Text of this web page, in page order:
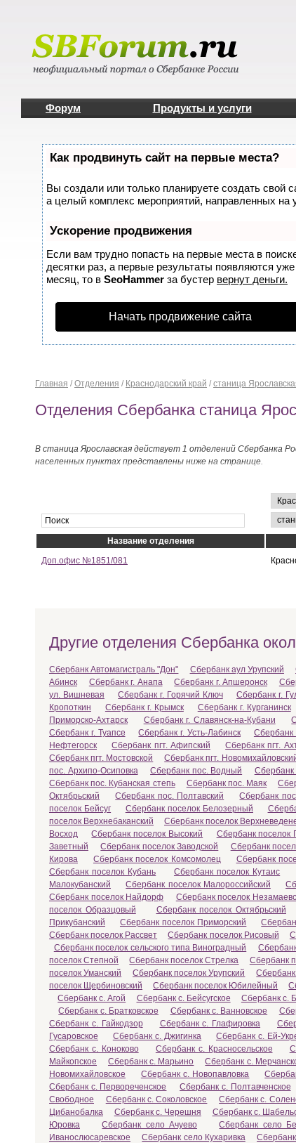
Форум Продукты и услуги
Как продвинуть сайт на первые места?
Вы создали или только планируете создать свой
а целый комплекс мероприятий, направленных на
Ускорение продвижения
Если вам трудно попасть на первые места в
десятки раз, а первые результаты появляются
месяц, то в SeoHammer за бустер вернут деньги.
Начать продвижение сайта
Главная / Отделения / Краснодарский край / станица
Отделения Сбербанка станица
В станица Ярославская действует 1 отделений Сбербанка
населенных пунктах представлены ниже на странице.
Название отделения
Доп.офис №1851/081
Другие отделения Сбербанка
Сбербанк Автомагистраль "Дон" Сбербанк аул Урупский
Абинск
Сбербанк г. Анапа Сбербанк г. Апшеронск
ул. Вишневая
Сбербанк г. Горячий Ключ Сбербанк г.
Кропоткин
Сбербанк г. Крымск Сбербанк г. Курганинск
Приморско-Ахтарск
Сбербанк г. Славянск-на-Кубани
Сбербанк г. Туапсе
Сбербанк г. Усть-Лабинск Сбербанк
Нефтегорск
Сбербанк пгт. Афипский Сбербанк пгт.
Сбербанк пгт. Мостовской
Сбербанк пгт.
пос. Архипо-Осиповка
Сбербанк пос. Водный Сбербанк
Сбербанк пос. Кубанская степь
Сбербанк пос. Маяк
Октябрьский
Сбербанк пос. Полтавский Сбербанк
поселок Бейсуг
Сбербанк поселок Белозерный
поселок Верхнебаканский
Сбербанк поселок
Восход
Сбербанк поселок Высокий Сбербанк поселок
Заветный
Сбербанк поселок Заводской Сбербанк
Кирова
Сбербанк поселок Комсомолец Сбербанк
Сбербанк поселок Кубань
Сбербанк поселок Кутаис
Малокубанский
Сбербанк поселок Малороссийский
Сбербанк поселок Найдорф
Сбербанк поселок
поселок Образцовый
Сбербанк поселок Октябрьский
Прикубанский
Сбербанк поселок Приморский
Сбербанк поселок Рассвет
Сбербанк поселок Рисовый
Сбербанк поселок сельского типа Виноградный
поселок Степной
Сбербанк поселок Стрелка Сбербанк
поселок Уманский
Сбербанк поселок Урупский
поселок Щербиновский
Сбербанк поселок Юбилейный
Сбербанк с. Агой
Сбербанк с. Бейсугское Сбербанк с.
Сбербанк с. Братковское
Сбербанк с. Ванновское
Сбербанк с. Гайкодзор
Сбербанк с. Глафировка
Гусаровское
Сбербанк с. Джигинка Сбербанк с. Ей-
Сбербанк с. Коноково
Сбербанк с. Красносельское
Майкопское
Сбербанк с. Марьино Сбербанк с.
Новомихайловское
Сбербанк с. Новопавловка
Сбербанк с. Первореченское
Сбербанк с. Полтавченское
Свободное
Сбербанк с. Соколовское Сбербанк с.
Цибанобалка
Сбербанк с. Черешня Сбербанк с.
Юровка
Сбербанк село Ачуево Сбербанк село
Иванослюсаревское
Сбербанк село Кухаривка